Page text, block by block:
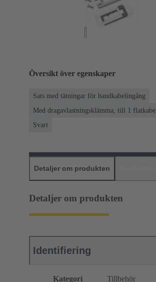
Översikt över egenskaper
Sats med tätningar för bandkabelingång
Med dragavlastningsklämma, till 1 flatkabel
Svart
Detaljer om produkten
Detaljer om produkten
Identifiering
Kategori
Tillbehör